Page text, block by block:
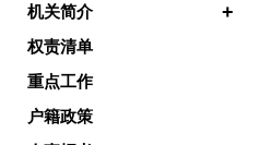
机关简介 +
权责清单
重点工作
户籍政策